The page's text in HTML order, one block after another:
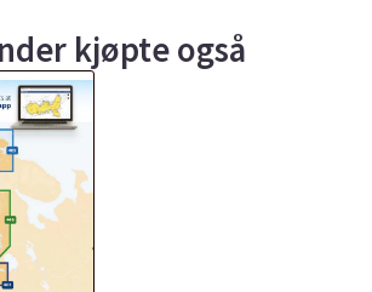
kjøpte også